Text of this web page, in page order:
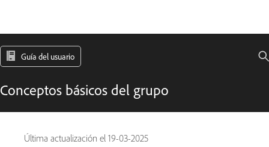
Guía del usuario
Conceptos básicos del grupo
Última actualización el 19-03-2025